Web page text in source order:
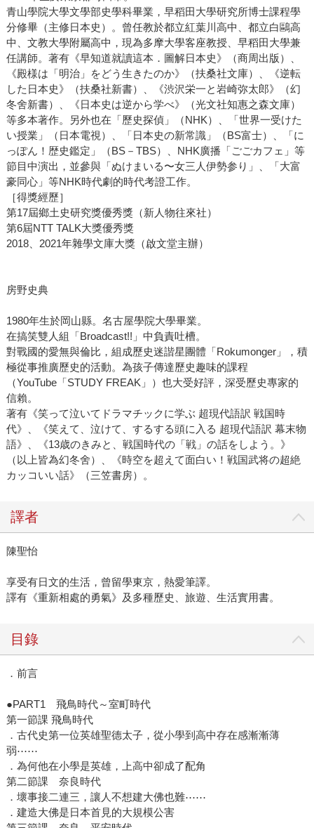
青山學院大學文學部史學科畢業，早稻田大學研究所博士課程學
分修畢（主修日本史）。曾任教於都立紅葉川高中、都立白鷗高
中、文教大學附屬高中，現為多摩大學客座教授、早稻田大學兼
任講師。著有《早知道就讀這本．圖解日本史》（商周出版）、
《殿様は「明治」をどう生きたのか》（扶桑社文庫）、《逆転
した日本史》（扶桑社新書）、《渋沢栄一と岩崎弥太郎》（幻
冬舍新書）、《日本史は逆から学べ》（光文社知惠之森文庫）
等多本著作。另外也在「歷史探偵」（NHK）、「世界一受けた
い授業」（日本電視）、「日本史の新常識」（BS富士）、「に
っぽん！歴史鑑定」（BS－TBS）、NHK廣播「ごごカフェ」等
節目中演出，並參與「ぬけまいる〜女三人伊勢参り」、「大富
豪同心」等NHK時代劇的時代考證工作。
［得獎經歷］
第17屆鄉土史研究獎優秀獎（新人物往來社）
第6屆NTT TALK大獎優秀獎
2018、2021年雜學文庫大獎（啟文堂主辦）
房野史典
1980年生於岡山縣。名古屋學院大學畢業。
在搞笑雙人組「Broadcast!!」中負責吐槽。
對戰國的愛無與倫比，組成歷史迷諧星團體「Rokumonger」，積
極從事推廣歷史的活動。為孩子傳達歷史趣味的課程
（YouTube「STUDY FREAK」）也大受好評，深受歷史專家的
信賴。
著有《笑って泣いてドラマチックに学ぶ 超現代語訳 戦国時
代》、《笑えて、泣けて、するする頭に入る 超現代語訳 幕末物
語》、《13歳のきみと、戦国時代の「戦」の話をしよう。》
（以上皆為幻冬舍）、《時空を超えて面白い！戦国武将の超絶
カッコいい話》（三笠書房）。
譯者
陳聖怡
享受有日文的生活，曾留學東京，熱愛筆譯。
譯有《重新相處的勇氣》及多種歷史、旅遊、生活實用書。
目錄
．前言
●PART1 飛鳥時代～室町時代
第一節課 飛鳥時代
．古代史第一位英雄聖德太子，從小學到高中存在感漸漸薄
弱⋯⋯
．為何他在小學是英雄，上高中卻成了配角
第二節課 奈良時代
．壞事接二連三，讓人不想建大佛也難⋯⋯
．建造大佛是日本首見的大規模公害